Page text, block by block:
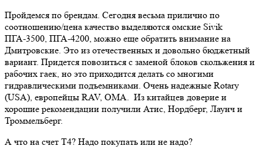
Пройдемся по брендам. Сегодня весьма прилично по
соотношению/цена качество выделяются омские Sivik
ПГА-3500, ПГА-4200, можно еще обратить внимание на
Дмитровские. Это из отечественных и довольно бюджетный
вариант. Придется повозиться с заменой блоков скольжения и
рабочих гаек, но это приходится делать со многими
гидравлическими подъемниками. Очень надежные Rotary
(USA), европейцы RAV, ОМА. Из китайцев доверие и
хорошие рекомендации получили Атис, Нордберг, Лаунч и
Троммельберг.
А что на счет Т4? Надо покупать или не надо?